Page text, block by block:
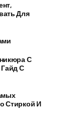
Для
С
С
Стиркой И